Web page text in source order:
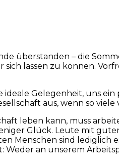
lassen zu können.
Gelegenheit, uns
aus, wenn so
leben kann, muss
Glück. Leute mit
Menschen sind lediglich
an unserem